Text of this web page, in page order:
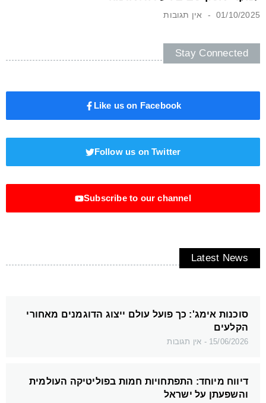
01/10/2025 אין תגובות
Stay Connected
Like us on Facebook
Follow us on Twitter
Subscribe to our channel
Latest News
סוכנות אימג': כך פועל עולם ייצוג הדוגמנים מאחורי
הקלעים
15/06/2026 אין תגובות
דיווח מיוחד: התפתחויות חמות בפוליטיקה העולמית
והשפעתן על ישראל